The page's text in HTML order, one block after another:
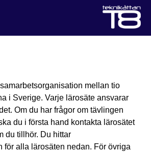
mellan tio
i Sverige. Varje lärosäte ansvarar
Om du har frågor om tävlingen
du i första hand kontakta lärosätet
du tillhör. Du hittar
för alla lärosäten nedan. För övriga